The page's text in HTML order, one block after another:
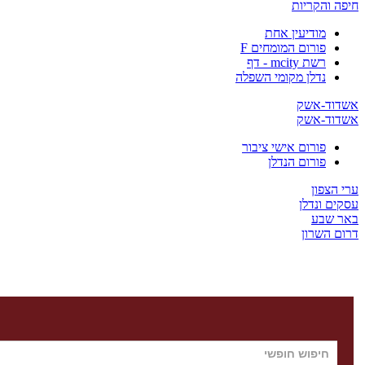
חיפה והקריות
מודיעין אחת
פורום המומחים F
רשת mcity - דף
נדלן מקומי השפלה
אשדוד-אשק
אשדוד-אשק
פורום אישי ציבור
פורום הנדלן
ערי הצפון
עסקים ונדלן
באר שבע
דרום השרון